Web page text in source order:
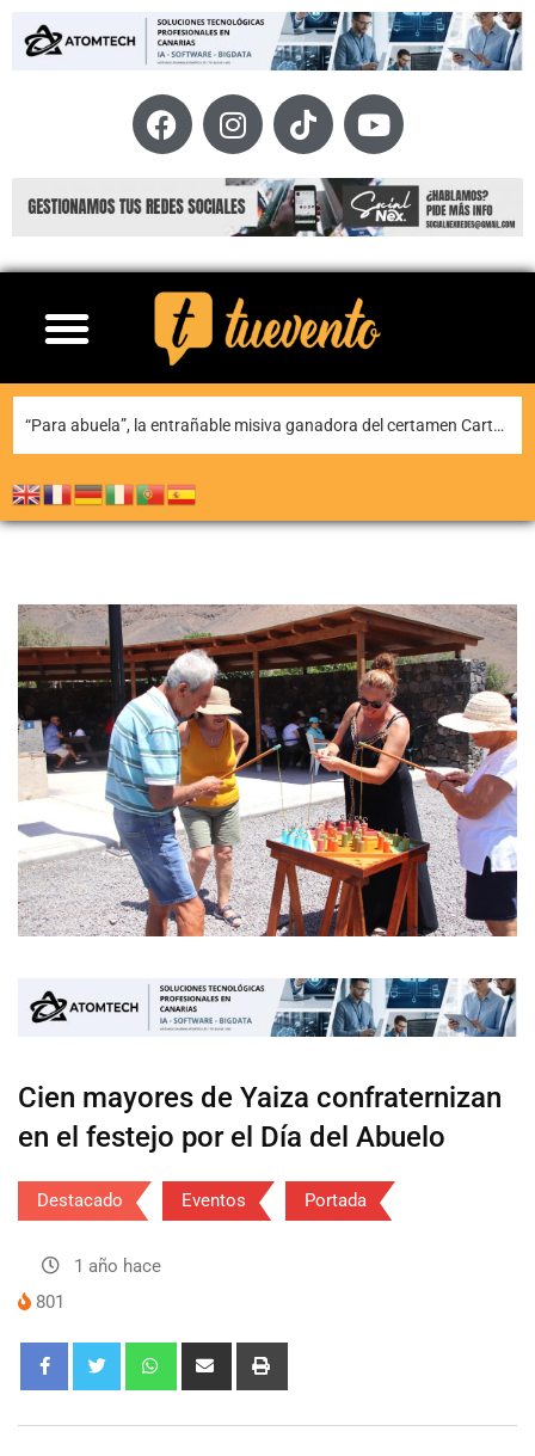
Teguise honra a Nuestra Señora de Las Nieves en la tradicional misa en la ermita
Cien mayores de Yaiza confraternizan
en el festejo por el Día del Abuelo
Destacado Eventos Portada
1 año hace
801